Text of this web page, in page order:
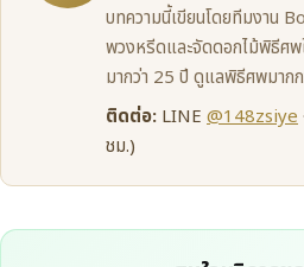
บทความนี้เขียนโดยทีมงาน
พวงหรีดและจัดดอกไม้พิธีศ
มากว่า 25 ปี ดูแลพิธีศพมาก
ติดต่อ: LINE @148zsiye
ชม.)